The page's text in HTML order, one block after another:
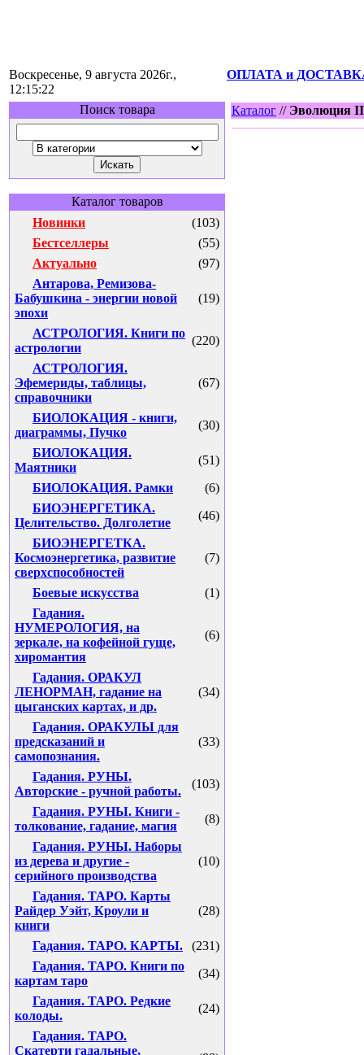
Воскресенье, 9 августа 2026г.,
12:15:22
ОПЛАТА и
Поиск товара
Каталог товаров
Новинки
(103)
Бестселлеры
(55)
Актуально
(97)
Антарова, Ремизова-
Бабушкина - энергии новой
эпохи
(19)
АСТРОЛОГИЯ. Книги по
астрологии
(220)
АСТРОЛОГИЯ.
Эфемериды, таблицы,
справочники
(67)
БИОЛОКАЦИЯ - книги,
диаграммы, Пучко
(30)
БИОЛОКАЦИЯ.
Маятники
(51)
БИОЛОКАЦИЯ. Рамки
(6)
БИОЭНЕРГЕТИКА.
Целительство. Долголетие
(46)
БИОЭНЕРГЕТКА.
Космоэнергетика, развитие
сверхспособностей
(7)
Боевые искусства
(1)
Гадания.
НУМЕРОЛОГИЯ, на
зеркале, на кофейной гуще,
хиромантия
(6)
Гадания. ОРАКУЛ
ЛЕНОРМАН, гадание на
цыганских картах, и др.
(34)
Гадания. ОРАКУЛЫ для
предсказаний и
самопознания.
(33)
Гадания. РУНЫ.
Авторские - ручной работы.
(103)
Гадания. РУНЫ. Книги -
толкование, гадание, магия
(8)
Гадания. РУНЫ. Наборы
из дерева и другие -
серийного производства
(10)
Гадания. ТАРО. Карты
Райдер Уэйт, Кроули и
книги
(28)
Гадания. ТАРО. КАРТЫ.
(231)
Гадания. ТАРО. Книги по
картам таро
(34)
Гадания. ТАРО. Редкие
колоды.
(24)
Гадания. ТАРО.
Скатерти гадальные,
Каталог // Эволюция II